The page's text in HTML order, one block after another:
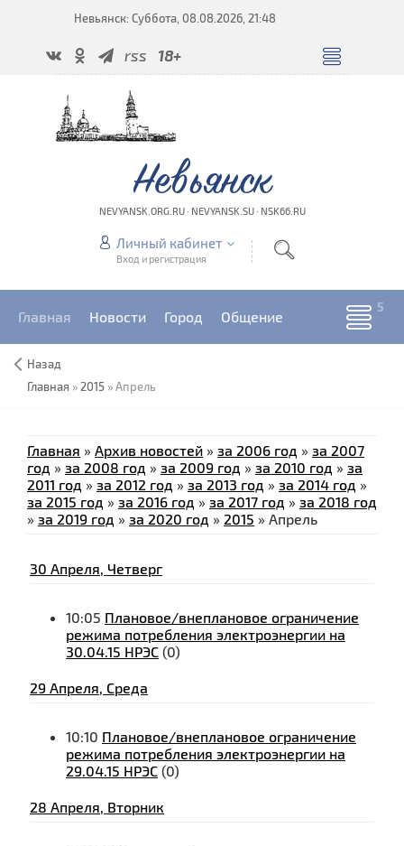
Невьянск: Суббота, 08.08.2026, 21:48
rss 18+
Невьянск
NEVYANSK.ORG.RU · NEVYANSK.SU · NSK66.RU
Личный кабинет
Вход и регистрация
Главная Новости Город Общение
Назад
Главная » 2015 »Апрель
Главная » Архив новостей » за 2006 год » за 2007
год » за 2008 год » за 2009 год » за 2010 год » за
2011 год » за 2012 год » за 2013 год » за 2014 год »
за 2015 год » за 2016 год » за 2017 год » за 2018 год
» за 2019 год » за 2020 год » 2015 » Апрель
30 Апреля, Четверг
10:05 Плановое/внеплановое ограничение
режима потребления электроэнергии на
30.04.15 НРЭС (0)
29 Апреля, Среда
10:10 Плановое/внеплановое ограничение
режима потребления электроэнергии на
29.04.15 НРЭС (0)
28 Апреля, Вторник